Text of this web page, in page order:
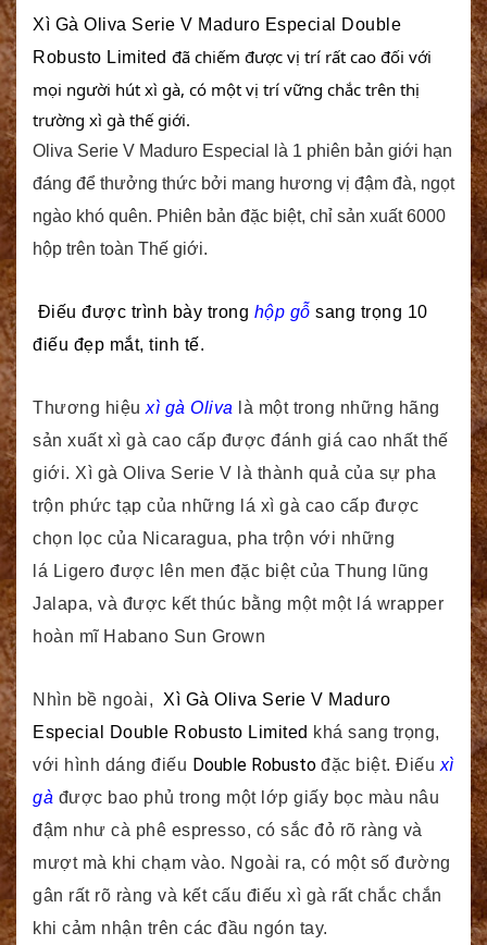
Xì Gà Oliva Serie V Maduro Especial Double
Robusto Limited đã chiếm được vị trí rất cao đối với
mọi người hút xì gà, có một vị trí vững chắc trên thị
trường xì gà thế giới.
Oliva Serie V Maduro Especial là 1 phiên bản giới hạn
đáng để thưởng thức bởi mang hương vị đậm đà, ngọt
ngào khó quên. Phiên bản đặc biệt, chỉ sản xuất 6000
hộp trên toàn Thế giới.
Điếu được trình bày trong hộp gỗ sang trọng 10
điếu đẹp mắt, tinh tế.
Thương hiệu xì gà Oliva là một trong những hãng
sản xuất xì gà cao cấp được đánh giá cao nhất thế
giới. Xì gà Oliva Serie V là thành quả của sự pha
trộn phức tạp của những lá xì gà cao cấp được
chọn lọc của Nicaragua, pha trộn với những
lá Ligero được lên men đặc biệt của Thung lũng
Jalapa, và được kết thúc bằng một một lá wrapper
hoàn mĩ Habano Sun Grown
Nhìn bề ngoài,
Xì Gà Oliva Serie V Maduro
Especial Double Robusto Limited khá sang trọng,
với hình dáng điếu Double Robustođặc biệt. Điếu xì
gà được bao phủ trong một lớp giấy bọc màu nâu
đậm như cà phê espresso, có sắc đỏ rõ ràng và
mượt mà khi chạm vào. Ngoài ra, có một số đường
gân rất rõ ràng và kết cấu điếu xì gà rất chắc chắn
khi cảm nhận trên các đầu ngón tay.